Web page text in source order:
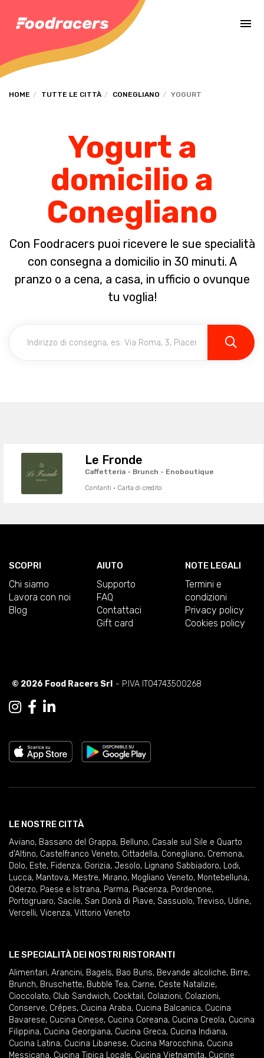
HOME TUTTE LE CITTÀ CONEGLIANO YOGURT
Yogurt a
domicilio a
Conegliano
Con Foodracers puoi ricevere le sue specialità
con consegna a domicilio in 30 minuti. A
pranzo o a cena, a casa, in ufficio o ovunque
tu voglia!
Le Fronde
Caffetteria - Brunch - Enoboutique
Contanti · Carta di credito
SCOPRI
Chi siamo
Lavora con noi
Blog
AIUTO
Supporto
FAQ
Contattaci
Gift card
NOTE LEGALI
Termini e
condizioni
Privacy policy
Cookies policy
© 2026 Food Racers Srl - P.IVA IT04743500268
LE NOSTRE CITTÀ
Aviano, Bassano del Grappa, Belluno, Casale sul Sile e Quarto
d'Altino, Castelfranco Veneto, Cittadella, Conegliano, Cremona,
Dolo, Este, Fidenza, Gorizia, Jesolo, Lignano Sabbiadoro, Lodi,
Lucca, Mantova, Mestre, Mirano, Mogliano Veneto, Montebelluna,
Oderzo, Paese e Istrana, Parma, Piacenza, Pordenone,
Portogruaro, Sacile, San Donà di Piave, Sassuolo, Treviso, Udine,
Vercelli, Vicenza, Vittorio Veneto
LE SPECIALITÀ DEI NOSTRI RISTORANTI
Alimentari, Arancini, Bagels, Bao Buns, Bevande alcoliche, Birre,
Brunch, Bruschette, Bubble Tea, Carne, Ceste Natalizie,
Cioccolato, Club Sandwich, Cocktail , Colazioni, Colazioni,
Conserve, Crêpes, Cucina Araba, Cucina Balcanica, Cucina
Bavarese, Cucina Cinese, Cucina Coreana, Cucina Creola, Cucina
Filippina, Cucina Georgiana, Cucina Greca, Cucina Indiana,
Cucina Latina, Cucina Libanese, Cucina Marocchina, Cucina
Messicana, Cucina Tipica Locale, Cucina Vietnamita, Cucine